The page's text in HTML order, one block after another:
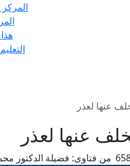
المركز
هذا
عنها لعذر
عنها لعذر
من فتاوى: فضيلة الدكتور